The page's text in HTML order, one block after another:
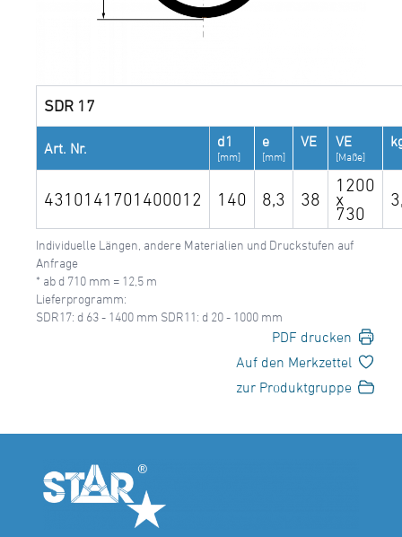
SDR 17
Art. Nr. d1
[mm]
e
[mm]
VE VE
[Maße]
4310141701400012 140 8,3 38
1200
x
730
Individuelle Längen, andere Materialien und Druckstufen auf
Anfrage
* ab d 710 mm = 12,5 m
Lieferprogramm:
SDR17: d 63 - 1400 mm SDR11: d 20 - 1000 mm
PDF drucken
Auf den Merkzettel
zur Produktgruppe